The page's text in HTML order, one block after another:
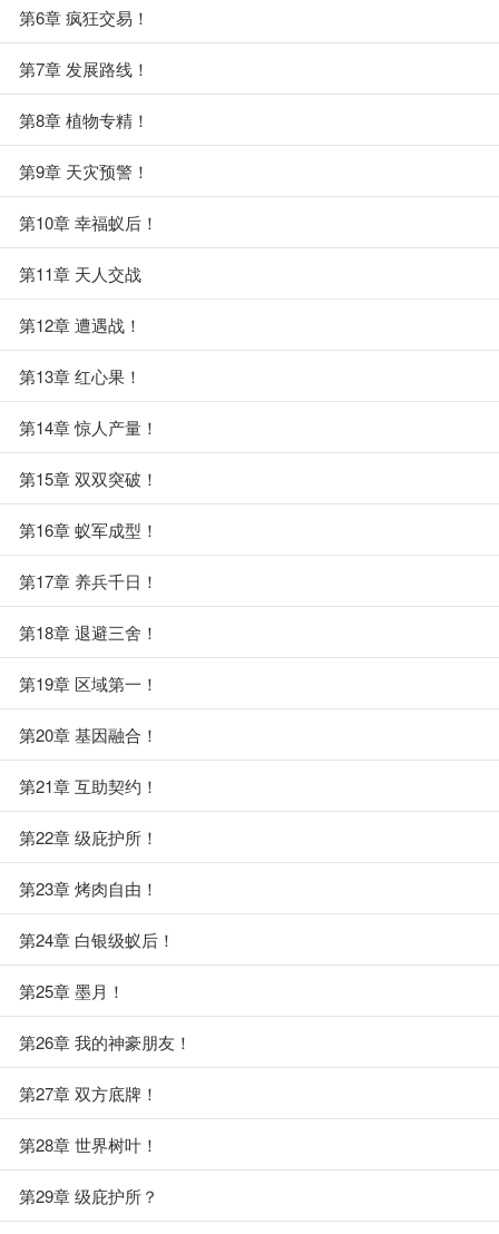
第6章 疯狂交易！
第7章 发展路线！
第8章 植物专精！
第9章 天灾预警！
第10章 幸福蚁后！
第11章 天人交战
第12章 遭遇战！
第13章 红心果！
第14章 惊人产量！
第15章 双双突破！
第16章 蚁军成型！
第17章 养兵千日！
第18章 退避三舍！
第19章 区域第一！
第20章 基因融合！
第21章 互助契约！
第22章 级庇护所！
第23章 烤肉自由！
第24章 白银级蚁后！
第25章 墨月！
第26章 我的神豪朋友！
第27章 双方底牌！
第28章 世界树叶！
第29章 级庇护所？